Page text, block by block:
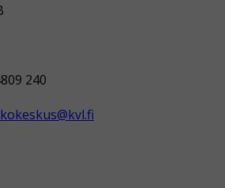
240